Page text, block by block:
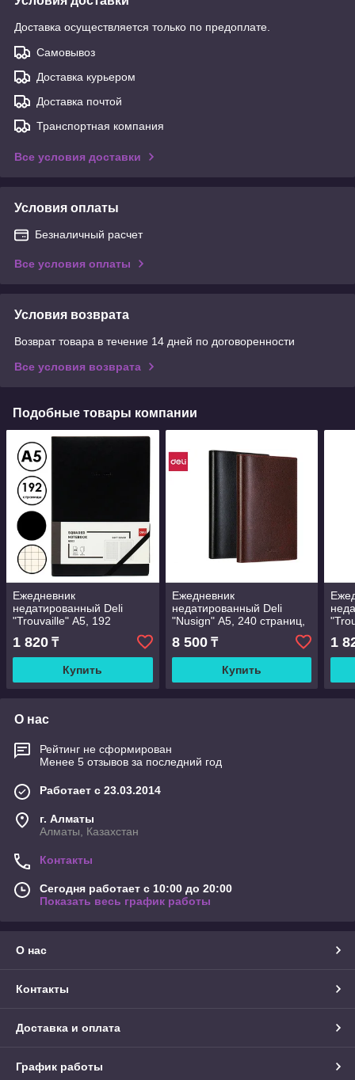
Доставка осуществляется только по предоплате.
Самовывоз
Доставка курьером
Доставка почтой
Транспортная компания
Все условия доставки
Условия оплаты
Безналичный расчет
Все условия оплаты
Условия возврата
Возврат товара в течение 14 дней по договоренности
Все условия возврата
Подобные товары компании
Ежедневник
недатированный Deli
"Trouvaille" А5, 192
страницы, мягкая
обложка, на резинке,
черный
1 820 ₸
Купить
Ежедневник
недатированный Deli
"Nusign" А5, 240 страниц,
мягкая обложка, ассорти
8 500₸
Купить
1
О нас
Рейтинг не сформирован
Менее 5 отзывов за последний год
Работает с 23.03.2014
г. Алматы
Алматы, Казахстан
Контакты
Сегодня работает с 10:00 до 20:00
Показать весь график работы
О нас
Контакты
Доставка и оплата
График работы